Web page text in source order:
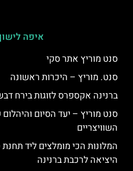
איפה
סנט מוריץ אתר סקי
סנט. מוריץ – היכרות ראשונה
ברנינה אקספרס לזוגות בירח
סנט מוריץ – יעד הסיום
השוויצריים
המלונות הכי מומלצים ליד תחנת
היציאה לרכבת ברנינה